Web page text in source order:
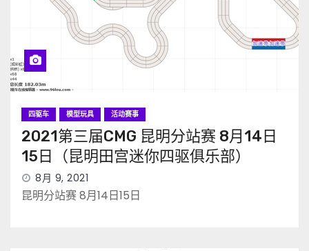
四驱车 模型玩具 活动赛事
2021第三届CMG 昆明分站赛 8月14日
15日（昆明田宫迷你四驱俱乐部）
8月 9, 2021
昆明分站赛 8月14日15日